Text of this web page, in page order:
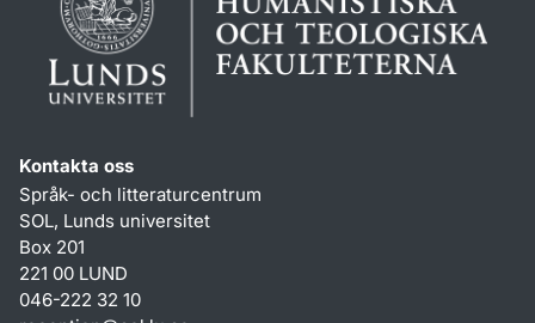
Kontakta oss
Språk- och litteraturcentrum
SOL, Lunds universitet
Box 201
221 00 LUND
046-222 32 10